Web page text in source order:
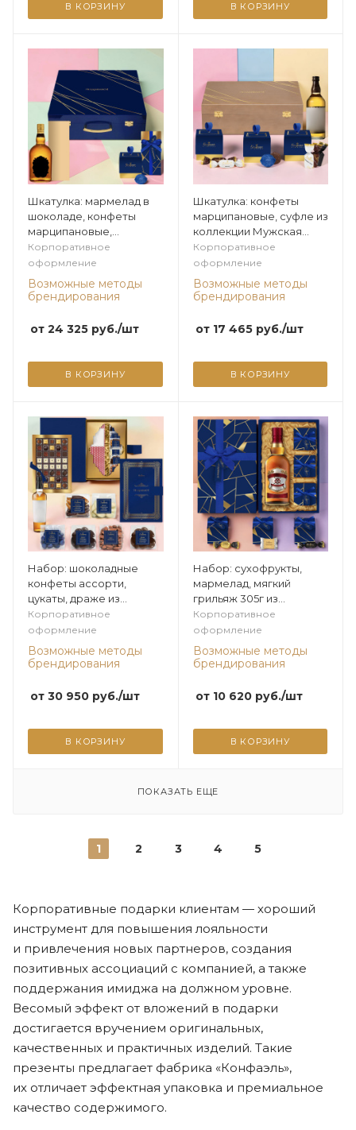
В КОРЗИНУ В КОРЗИНУ
Шкатулка: мармелад в
шоколаде, конфеты
марципановые,
сухофрукты в шоколаде
из коллекции Мужская
коллекция
Корпоративное
оформление
Возможные методы
брендирования
от 24 325 руб./шт
В КОРЗИНУ
Шкатулка: конфеты
марципановые, суфле из
коллекции Мужская
коллекция
Корпоративное
оформление
Возможные методы
брендирования
от 17 465руб./шт
В КОРЗИНУ
Набор: шоколадные
конфеты ассорти,
цукаты, драже из
коллекции Мужская
коллекция
Корпоративное
оформление
Возможные методы
брендирования
от 30 950 руб./шт
В КОРЗИНУ
Набор: сухофрукты,
мармелад, мягкий
грильяж 305г из
коллекции Мужская
коллекция
Корпоративное
оформление
Возможные методы
брендирования
от 10 620руб./шт
В КОРЗИНУ
ПОКАЗАТЬ ЕЩЕ
1 2 3 4 5
Корпоративные подарки клиентам — хороший
инструмент для повышения лояльности
и привлечения новых партнеров, создания
позитивных ассоциаций с компанией, а также
поддержания имиджа на должном уровне.
Весомый эффект от вложений в подарки
достигается вручением оригинальных,
качественных и практичных изделий. Такие
презенты предлагает фабрика «Конфаэль»,
их отличает эффектная упаковка и премиальное
качество содержимого.